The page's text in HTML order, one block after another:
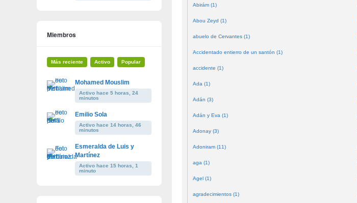
Abirám (1)
Abou Zeyd (1)
abuelo de Cervantes (1)
Accidentado entierro de un santón (1)
accidente (1)
Ada (1)
Adán (3)
Adán y Eva (1)
Adonay (3)
Adoniram (11)
aga (1)
Agel (1)
agradecimientos (1)
Miembros
Más reciente Activo Popular
Mohamed Mouslim
Activo hace 5 horas, 24
minutos
Emilio Sola
Activo hace 14 horas, 46
minutos
Esmeralda de Luis y
Martínez
Activo hace 15 horas, 1
minuto